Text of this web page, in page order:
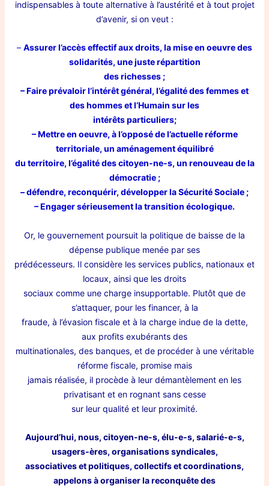
indispensables à toute alternative à l’austérité et à tout projet
d’avenir, si on veut :
– Assurer l’accès effectif aux droits, la mise en oeuvre des
solidarités, une juste répartition
des richesses ;
– Faire prévaloir l’intérêt général, l’égalité des femmes et
des hommes et l’Humain sur les
intérêts particuliers;
– Mettre en oeuvre, à l’opposé de l’actuelle réforme
territoriale, un aménagement équilibré
du territoire, l’égalité des citoyen-ne-s, un renouveau de la
démocratie ;
– défendre, reconquérir, développer la Sécurité Sociale ;
– Engager sérieusement la transition écologique.
Or, le gouvernement poursuit la politique de baisse de la
dépense publique menée par ses
prédécesseurs. Il considère les services publics, nationaux et
locaux, ainsi que les droits
sociaux comme une charge insupportable. Plutôt que de
s’attaquer, pour les financer, à la
fraude, à l’évasion fiscale et à la charge indue de la dette,
aux profits exubérants des
multinationales, des banques, et de procéder à une véritable
réforme fiscale, promise mais
jamais réalisée, il procède à leur démantèlement en les
privatisant et en rognant sans cesse
sur leur qualité et leur proximité.
Aujourd’hui, nous, citoyen-ne-s, élu-e-s, salarié-e-s,
usagers-ères, organisations syndicales,
associatives et politiques, collectifs et coordinations,
appelons à organiser la reconquête des